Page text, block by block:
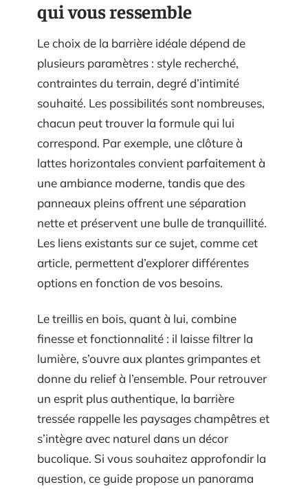
qui vous ressemble
Le choix de la barrière idéale dépend de
plusieurs paramètres : style recherché,
contraintes du terrain, degré d’intimité
souhaité. Les possibilités sont nombreuses,
chacun peut trouver la formule qui lui
correspond. Par exemple, une clôture à
lattes horizontales convient parfaitement à
une ambiance moderne, tandis que des
panneaux pleins offrent une séparation
nette et préservent une bulle de tranquillité.
Les liens existants sur ce sujet, comme cet
article, permettent d’explorer différentes
options en fonction de vos besoins.
Le treillis en bois, quant à lui, combine
finesse et fonctionnalité : il laisse filtrer la
lumière, s’ouvre aux plantes grimpantes et
donne du relief à l’ensemble. Pour retrouver
un esprit plus authentique, la barrière
tressée rappelle les paysages champêtres et
s’intègre avec naturel dans un décor
bucolique. Si vous souhaitez approfondir la
question, ce guide propose un panorama